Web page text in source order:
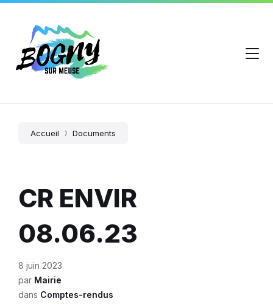
Accueil Documents
CR ENVIR
08.06.23
8 juin 2023
par Mairie
dans Comptes-rendus